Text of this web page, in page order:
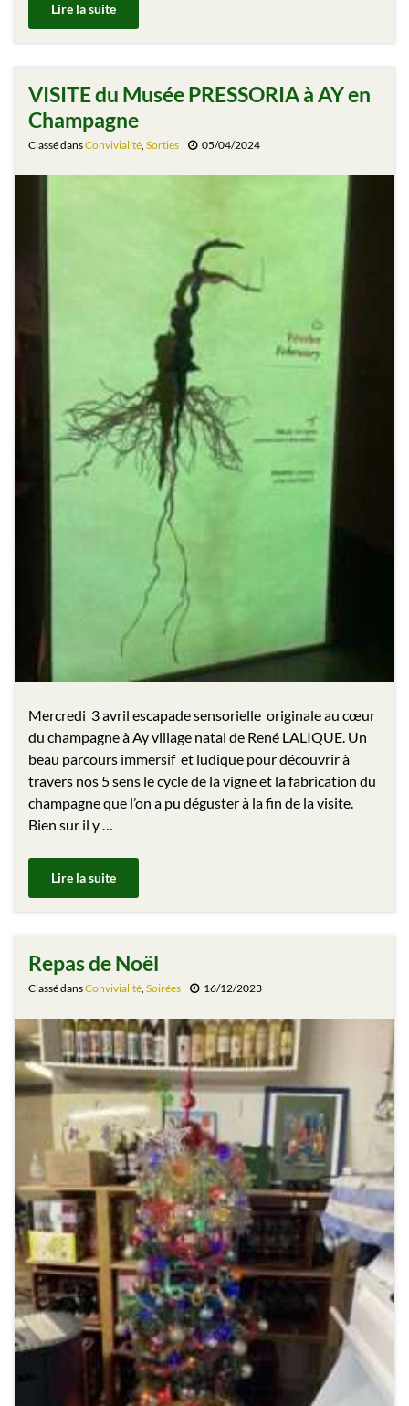
Lire la suite
VISITE du Musée PRESSORIA à AY en
Champagne
Classé dansConvivialité, Sorties 05/04/2024
Mercredi 3 avril escapade sensorielle originale au cœur
du champagne à Ay village natal de René LALIQUE. Un
beau parcours immersif et ludique pour découvrir à
travers nos 5 sens le cycle de la vigne et la fabrication du
champagne que l’on a pu déguster à la fin de la visite.
Bien sur il y …
Lire la suite
Repas de Noël
Classé dansConvivialité, Soirées 16/12/2023